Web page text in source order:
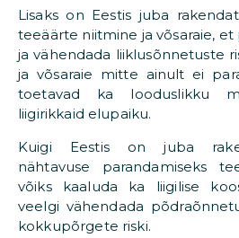
Lisaks on Eestis juba
teeäärte niitmine ja võsaraie,
ja vähendada liiklusõnnetuste
ja võsaraie mitte ainult ei
toetavad ka looduslikku
liigirikkaid elupaiku.
Kuigi Eestis on juba
nähtavuse parandamiseks
võiks kaaluda ka liigilise
veelgi vähendada
kokkupõrgete riski.​